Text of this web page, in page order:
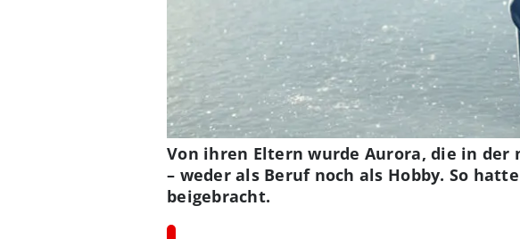
Von ihren Eltern wurde Aurora, die in der
– weder als Beruf noch als Hobby. So
beigebracht.